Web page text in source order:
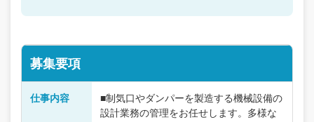
募集要項
仕事内容
■制気口やダンパーを製造する機械設備の
設計業務の管理をお任せします。多様な